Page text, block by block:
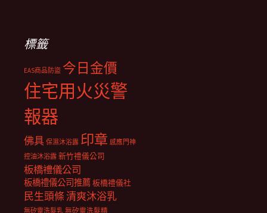
標籤
EAS商品防盜 今日金價
住宅用火災警
報器
佛具 保濕沐浴露 印章 感應門神
控油沐浴露 新竹禮儀公司
板橋禮儀公司
板橋禮儀公司推薦板橋禮儀社
民生頭條清爽沐浴乳
無矽靈洗髮乳 無矽靈洗髮精